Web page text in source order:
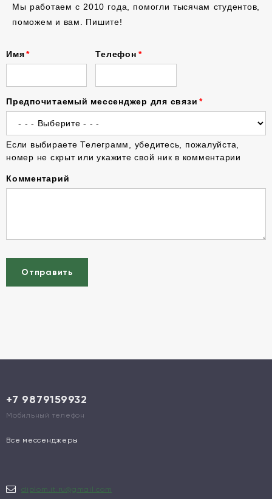
Мы работаем с 2010 года, помогли тысячам студентов,
поможем и вам. Пишите!
Имя Телефон
Предпочитаемый мессенджер для связи
Если выбираете Телеграмм, убедитесь, пожалуйста,
номер не скрыт или укажите свой ник в комментарии
Комментарий
Отправить
+7 9879159932
Мобильный телефон
Все мессенджеры
diplom.it.ru@gmail.com